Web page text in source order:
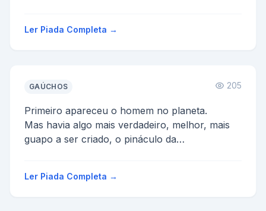
Ler Piada Completa →
GAÚCHOS 205
Primeiro apareceu o homem no planeta.
Mas havia algo mais verdadeiro, melhor, mais
guapo a ser criado, o pináculo da
Ler Piada Completa →